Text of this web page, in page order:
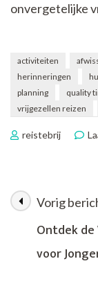
onvergetelijke
activiteiten
herinneringen
planning
quality
vrijgezellen reizen
reistebrij
Vorig
Ontdek
voor